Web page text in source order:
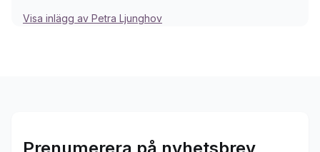
Visa inlägg av Petra Ljunghov